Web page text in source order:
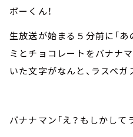
ボーくん！
生放送が始まる５分前に「あ
ミとチョコレートをバナナ
いた文字がなんと、ラスベガス
バナナマン「え？もしかして